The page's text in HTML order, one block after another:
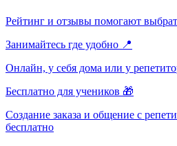
Рейтинг и отзывы помогают
Занимайтесь где удобно 📍
Онлайн, у себя дома или у
Бесплатно для учеников 🎁
Создание заказа и общение с
бесплатно